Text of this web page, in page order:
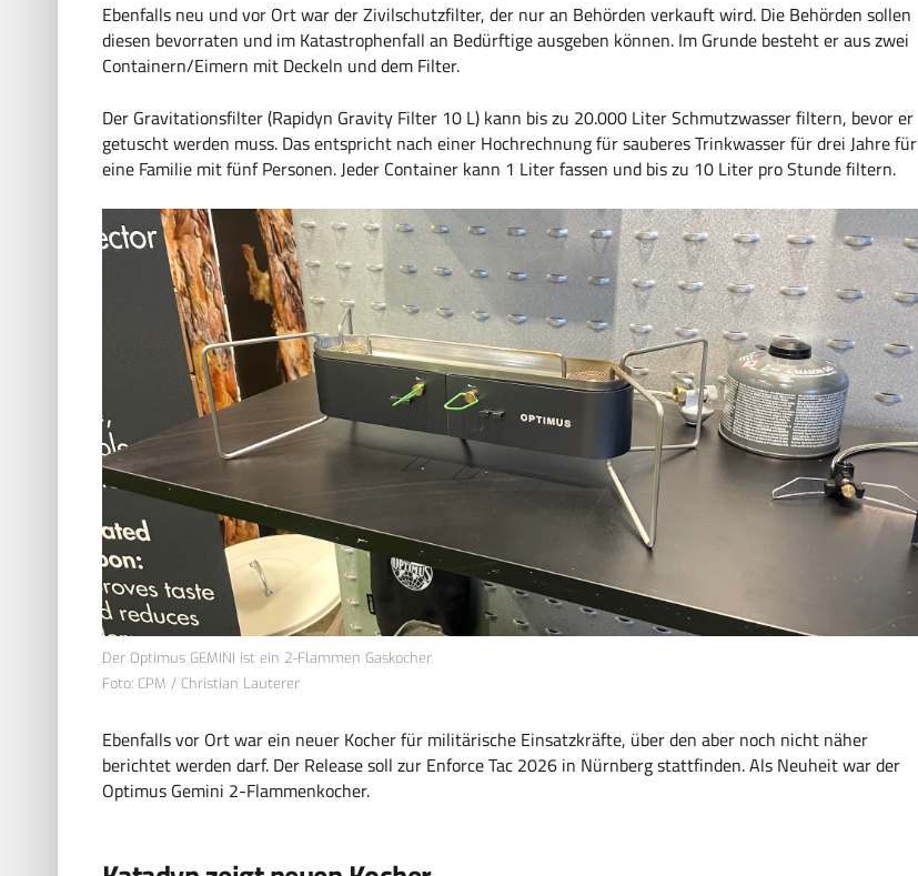
Ebenfalls neu und vor Ort war der Zivilschutzfilter, der nur an Behörden verkauft wird. Die Behörden sollen
diesen bevorraten und im Katastrophenfall an Bedürftige ausgeben können. Im Grunde besteht er aus zwei
Containern/Eimern mit Deckeln und dem Filter.
Der Gravitationsfilter (Rapidyn Gravity Filter 10 L) kann bis zu 20.000 Liter Schmutzwasser filtern, bevor er
getuscht werden muss. Das entspricht nach einer Hochrechnung für sauberes Trinkwasser für drei Jahre für
eine Familie mit fünf Personen. Jeder Container kann 1 Liter fassen und bis zu 10 Liter pro Stunde filtern.
Der Optimus GEMINI ist ein 2-Flammen Gaskocher.
Foto: CPM / Christian Lauterer
Ebenfalls vor Ort war ein neuer Kocher für militärische Einsatzkräfte, über den aber noch nicht näher
berichtet werden darf. Der Release soll zur Enforce Tac 2026 in Nürnberg stattfinden. Als Neuheit war der
Optimus Gemini 2-Flammenkocher.